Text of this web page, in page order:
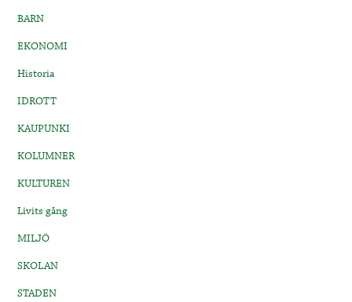
BARN
EKONOMI
Historia
IDROTT
KAUPUNKI
KOLUMNER
KULTUREN
Livits gång
MILJÖ
SKOLAN
STADEN